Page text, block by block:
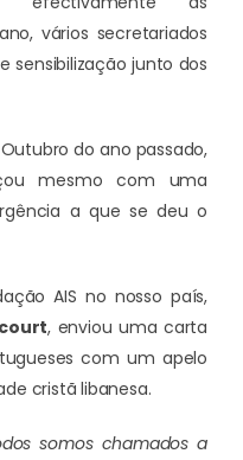
vários secretariados
sensibilização junto dos
do ano passado,
mesmo com uma
a que se deu o
AIS no nosso país,
, enviou uma carta
com um apelo
cristã libanesa.
somos chamados a